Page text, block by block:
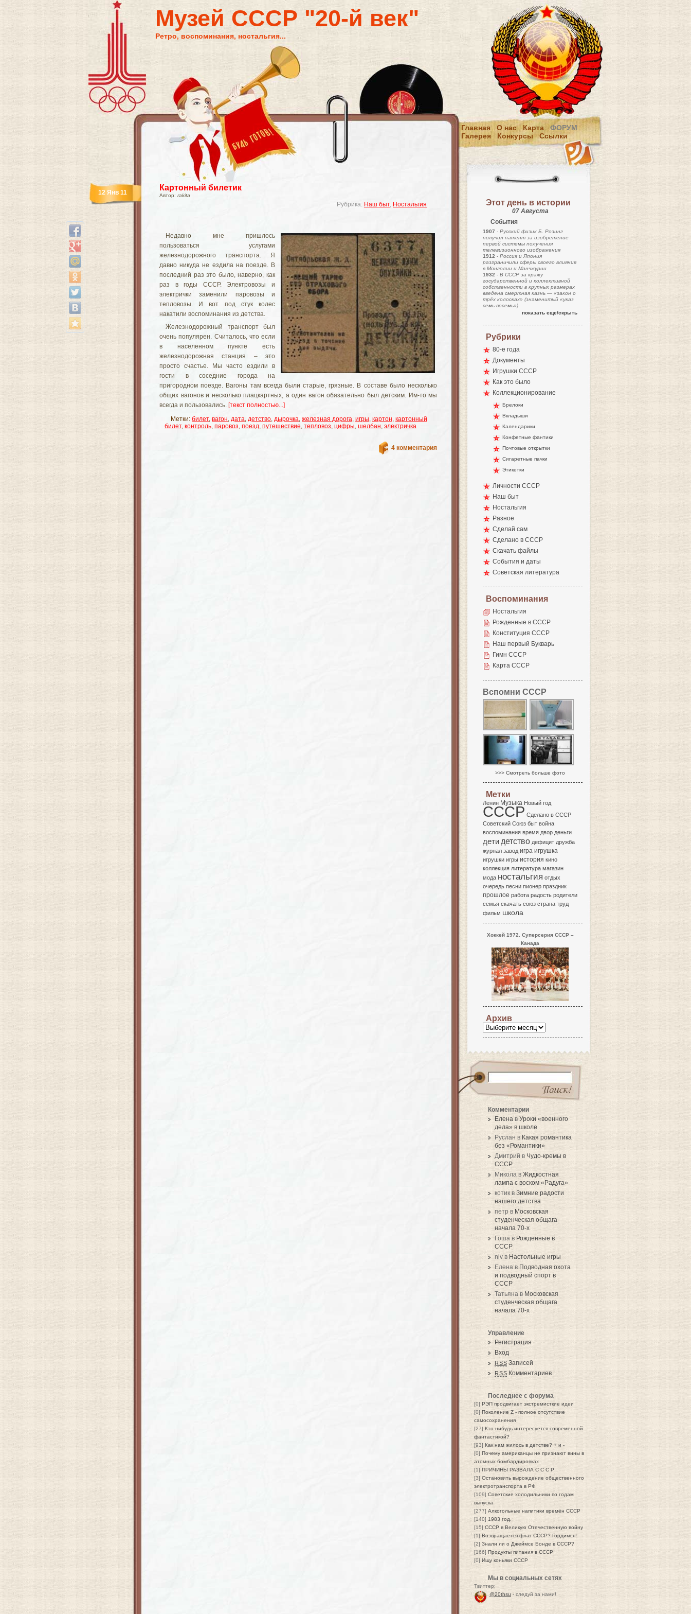
Музей СССР "20-й век"
Ретро, воспоминания, ностальгия...
Главная О нас Карта
ФОРУМ
Галерея
Конкурсы Ссылки
Картонный билетик
Автор: rakita
Рубрика: Наш быт, Ностальгия
12 Янв 11
Недавно мне пришлось
пользоваться услугами
железнодорожного транспорта. Я
давно никуда не ездила на поезде. В
последний раз это было, наверно, как
раз в годы СССР. Электровозы и
электрички заменили паровозы и
тепловозы. И вот под стук колес
накатили воспоминания из детства.
Железнодорожный транспорт был
очень популярен. Считалось, что если
в населенном пункте есть
железнодорожная станция – это
просто счастье. Мы часто ездили в
гости в соседние города на
пригородном поезде. Вагоны там всегда были старые, грязные. В составе было несколько
общих вагонов и несколько плацкартных, а один вагон обязательно был детским. Им-то мы
всегда и пользовались. [текст полностью...]
Метки: билет, вагон, дата, детство, дырочка, железная дорога, игры, картон, картонный
билет, контроль, паровоз, поезд, путешествие, тепловоз, цифры, шелбан, электричка
4 комментария
Этот день в истории
07 Августа
События
1907 - Русский физик Б. Розинг
получил патент за изобретение
первой системы получения
телевизионного изображения
1912 - Россия и Япония
разграничили сферы своего влияния
в Монголии и Манчжурии
1932 - В СССР за кражу
государственной и коллективной
собственности в крупных размерах
введена смертная казнь — «закон о
трёх колосках» (знаменитый «указ
семь-восемь»)
показать еще/скрыть
Рубрики
80-е года
Документы
Игрушки СССР
Как это было
Коллекционирование
Брелоки
Вкладыши
Календарики
Конфетные фантики
Почтовые открытки
Сигаретные пачки
Этикетки
Личности СССР
Наш быт
Ностальгия
Разное
Сделай сам
Сделано в СССР
Скачать файлы
События и даты
Советская литература
Воспоминания
Ностальгия
Рожденные в СССР
Конституция СССР
Наш первый Букварь
Гимн СССР
Карта СССР
Вспомни СССР
>>> Смотреть больше фото
Метки
Ленин Музыка Новый год
СССР Сделано в СССР
Советский Союз быт война
воспоминания время двор деньги
дети детство дефицит дружба
журнал завод игра игрушка
игрушки игры история кино
коллекция литература магазин
мода ностальгия отдых
очередь песни пионер праздник
прошлое работа радость родители
семья скачать союз страна труд
фильм школа
Хоккей 1972. Суперсерия СССР –
Канада
Архив
Комментарии
Елена в Уроки «военного
дела» в школе
Руслан в Какая романтика
без «Романтики»
Дмитрий в Чудо-кремы в
СССР
Микола в Жидкостная
лампа с воском «Радуга»
котик в Зимние радости
нашего детства
петр в Московская
студенческая общага
начала 70-х
Гоша в Рожденные в
СССР
niv в Настольные игры
Елена в Подводная охота
и подводный спорт в
СССР
Татьяна в Московская
студенческая общага
начала 70-х
Управление
Регистрация
Вход
RSS Записей
RSS Комментариев
Последнее с форума
[0] РЭП продвигает экстремисткие идеи
[0] Поколение Z - полное отсутствие
самосохранения
[27] Кто-нибудь интересуется современной
фантастикой?
[93] Как нам жилось в детстве? + и -
[0] Почему американцы не признают вины в
атомных бомбардировках
[1] ПРИЧИНЫ РАЗВАЛА С С С Р
[3] Остановить вырождение общественного
электротранспорта в РФ
[109] Советские холодильники по годам
выпуска
[277] Алкогольные напитики времён СССР
[140] 1983 год.
[15] СССР в Великую Отечественную войну
[1] Возвращается флаг СССР? Гордимся!
[2] Знали ли о Джеймсе Бонде в СССР?
[166] Продукты питания в СССР
[0] Ищу коньяки СССР
Мы в социальных сетях
Твиттер:
@20thsu - следуй за нами!